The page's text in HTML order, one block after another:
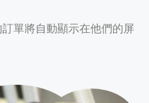
單將自動顯示在他們的屏